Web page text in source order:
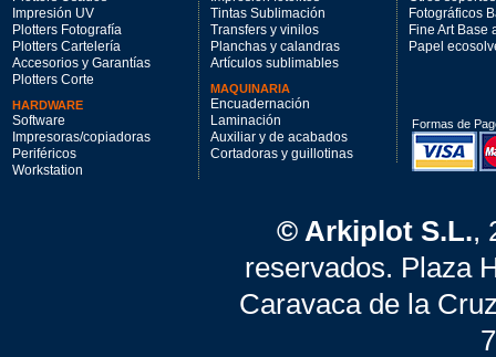
Impresión UV
Plotters Fotografía
Plotters Cartelería
Accesorios y Garantías
Plotters Corte
HARDWARE
Software
Impresoras/copiadoras
Periféricos
Workstation
Tintas Sublimación
Transfers y vinilos
Planchas y calandras
Artículos sublimables
MAQUINARIA
Encuadernación
Laminación
Auxiliar y de acabados
Cortadoras y guillotinas
Fotográficos
Fine Art Base
Papel
Formas de
© Arkiplot S.L.,
reservados. Plaza
Caravaca de la